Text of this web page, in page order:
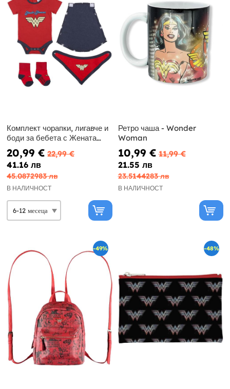
Комплект чорапки, лигавче и
боди за бебета с Жената
Чудо
20,99 € 22,99 €
41.16 лв
45.0872983 лв
В НАЛИЧНОСТ
Ретро чаша - Wonder
Woman
10,99 € 11,99 €
21.55 лв
23.5144283 лв
В НАЛИЧНОСТ
-49% -48%